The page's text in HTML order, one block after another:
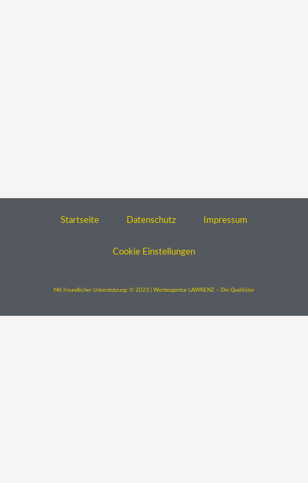
Startseite Datenschutz Impressum
Cookie Einstellungen
Mit freundlicher Unterstützung: © 2023 | Werbeagentur LAWRENZ – Die Qualitäter